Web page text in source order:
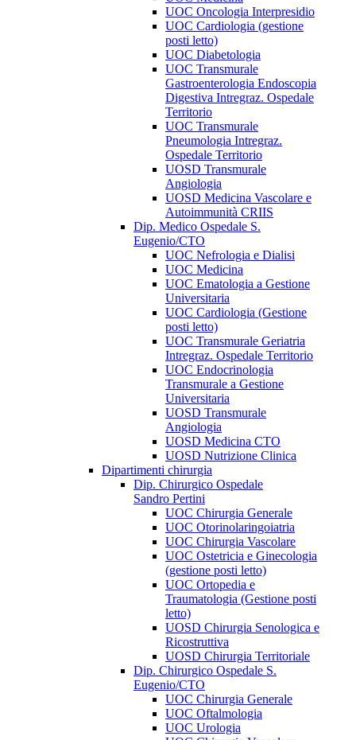
UOC Oncologia Interpresidio
UOC Cardiologia (gestione
posti letto)
UOC Diabetologia
UOC Transmurale
Gastroenterologia Endoscopia
Digestiva Intregraz. Ospedale
Territorio
UOC Transmurale
Pneumologia Intregraz.
Ospedale Territorio
UOSD Transmurale
Angiologia
UOSD Medicina Vascolare e
Autoimmunità CRIIS
Dip. Medico Ospedale S.
Eugenio/CTO
UOC Nefrologia e Dialisi
UOC Medicina
UOC Ematologia a Gestione
Universitaria
UOC Cardiologia (Gestione
posti letto)
UOC Transmurale Geriatria
Intregraz. Ospedale Territorio
UOC Endocrinologia
Transmurale a Gestione
Universitaria
UOSD Transmurale
Angiologia
UOSD Medicina CTO
UOSD Nutrizione Clinica
Dipartimenti chirurgia
Dip. Chirurgico Ospedale
Sandro Pertini
UOC Chirurgia Generale
UOC Otorinolaringoiatria
UOC Chirurgia Vascolare
UOC Ostetricia e Ginecologia
(gestione posti letto)
UOC Ortopedia e
Traumatologia (Gestione posti
letto)
UOSD Chirurgia Senologica e
Ricostruttiva
UOSD Chirurgia Territoriale
Dip. Chirurgico Ospedale S.
Eugenio/CTO
UOC Chirurgia Generale
UOC Oftalmologia
UOC Urologia